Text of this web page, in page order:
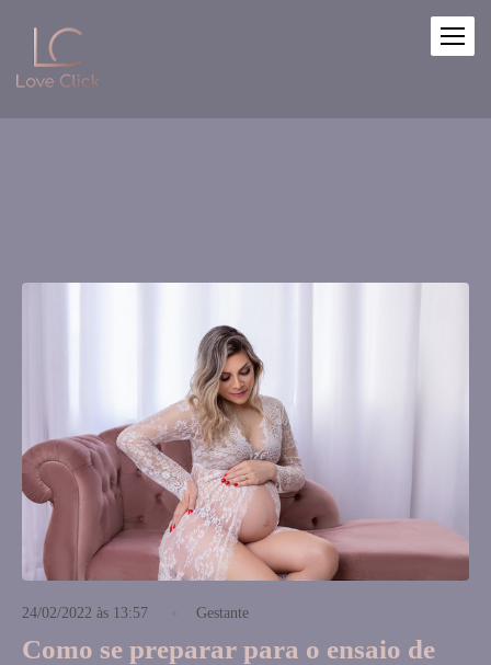
24/02/2022 às 13:57 Gestante
Como se preparar para o ensaio de